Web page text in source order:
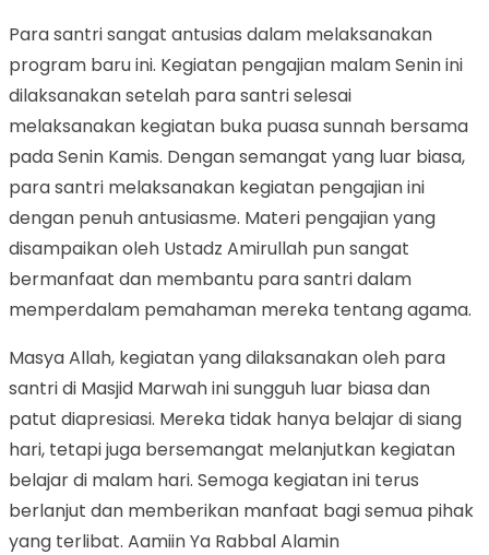
Para santri sangat antusias dalam melaksanakan
program baru ini. Kegiatan pengajian malam Senin ini
dilaksanakan setelah para santri selesai
melaksanakan kegiatan buka puasa sunnah bersama
pada Senin Kamis. Dengan semangat yang luar biasa,
para santri melaksanakan kegiatan pengajian ini
dengan penuh antusiasme. Materi pengajian yang
disampaikan oleh Ustadz Amirullah pun sangat
bermanfaat dan membantu para santri dalam
memperdalam pemahaman mereka tentang agama.
Masya Allah, kegiatan yang dilaksanakan oleh para
santri di Masjid Marwah ini sungguh luar biasa dan
patut diapresiasi. Mereka tidak hanya belajar di siang
hari, tetapi juga bersemangat melanjutkan kegiatan
belajar di malam hari. Semoga kegiatan ini terus
berlanjut dan memberikan manfaat bagi semua pihak
yang terlibat. Aamiin Ya Rabbal Alamin